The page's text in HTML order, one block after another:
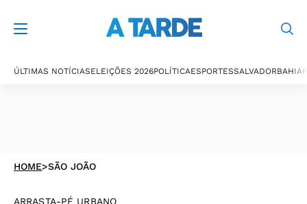
ÚLTIMAS NOTÍCIASELEIÇÕES 2026POLÍTICAESPORTESSALVADORBAHIA
HOME>SÃO JOÃO
ARRASTA-PÉ URBANO